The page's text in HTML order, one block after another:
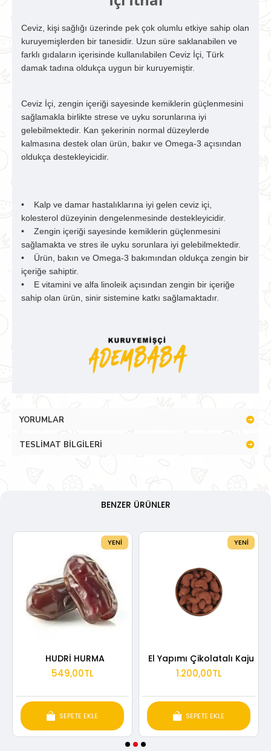
Ceviz, kişi sağlığı üzerinde pek çok olumlu etkiye sahip olan
kuruyemişlerden bir tanesidir. Uzun süre saklanabilen ve
farklı gıdaların içerisinde kullanılabilen Ceviz İçi, Türk
damak tadına oldukça uygun bir kuruyemiştir.
Ceviz İçi, zengin içeriği sayesinde kemiklerin güçlenmesini
sağlamakla birlikte strese ve uyku sorunlarına iyi
gelebilmektedir. Kan şekerinin normal düzeylerde
kalmasına destek olan ürün, bakır ve Omega-3 açısından
oldukça destekleyicidir.
• Kalp ve damar hastalıklarına iyi gelen ceviz içi,
kolesterol düzeyinin dengelenmesinde destekleyicidir.
• Zengin içeriği sayesinde kemiklerin güçlenmesini
sağlamakta ve stres ile uyku sorunlara iyi gelebilmektedir.
• Ürün, bakın ve Omega-3 bakımından oldukça zengin bir
içeriğe sahiptir.
• E vitamini ve alfa linoleik açısından zengin bir içeriğe
sahip olan ürün, sinir sistemine katkı sağlamaktadır.
YORUMLAR
TESLIMAT BILGILERI
BENZER ÜRÜNLER
YENI
HUDRİ HURMA
549,00TL
SEPETE EKLE
YENI
El Yapımı Çikolatalı Kaju
1.200,00TL
SEPETE EKLE